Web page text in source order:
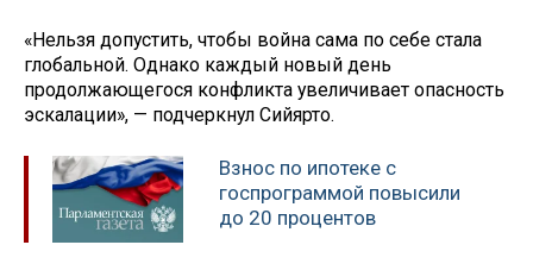
«Нельзя допустить, чтобы война сама по себе стала
глобальной. Однако каждый новый день
продолжающегося конфликта увеличивает опасность
эскалации», — подчеркнул Сийярто.
Взнос по ипотеке с
госпрограммой повысили
до 20 процентов